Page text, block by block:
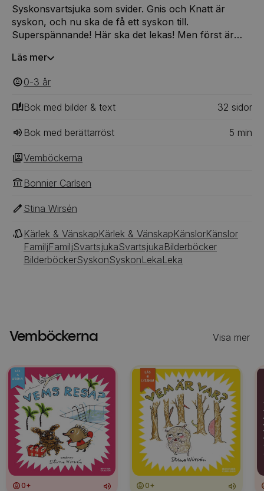
Syskonsvartsjuka som svider. Gnis och Knatt är
syskon, och nu ska de få ett syskon till.
Superspännande! Här ska det lekas! Men först är
vuxit och kan vara med, så vill den lilla BARA vara
Läs mer
0-3 ‎‎ år
Bok med bilder & text 32 ‎‎ sidor
Bok med berättarröst 5 min
Vemböckerna
Bonnier Carlsen
Stina Wirsén
Kärlek & VänskapKärlek & VänskapKänslorKänslor
FamiljFamiljSvartsjukaSvartsjukaBilderböcker
BilderböckerSyskonSyskonLekaLeka
Vemböckerna Visa mer
0+ 0+